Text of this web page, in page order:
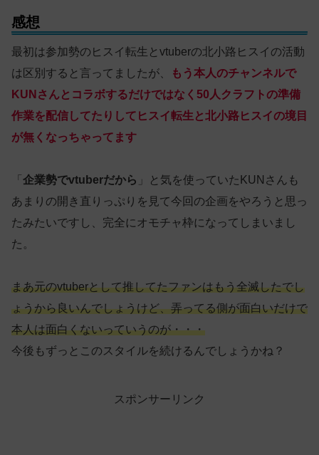
感想
最初は参加勢のヒスイ転生とvtuberの北小路ヒスイの活動
は区別すると言ってましたが、
もう本人のチャンネルで
KUNさんとコラボするだけではなく50人クラフトの準備
作業を配信してたりしてヒスイ転生と北小路ヒスイの境目
が無くなっちゃってます
「 企業勢でvtuberだから 」と気を使っていたKUNさんも
あまりの開き直りっぷりを見て今回の企画をやろうと思っ
たみたいですし、完全にオモチャ枠になってしまいまし
た。
まあ元のvtuberとして推してたファンはもう全滅したでし
ょうから良いんでしょうけど、弄ってる側が面白いだけで
本人は面白くないっていうのが・・・
今後もずっとこのスタイルを続けるんでしょうかね？
スポンサーリンク